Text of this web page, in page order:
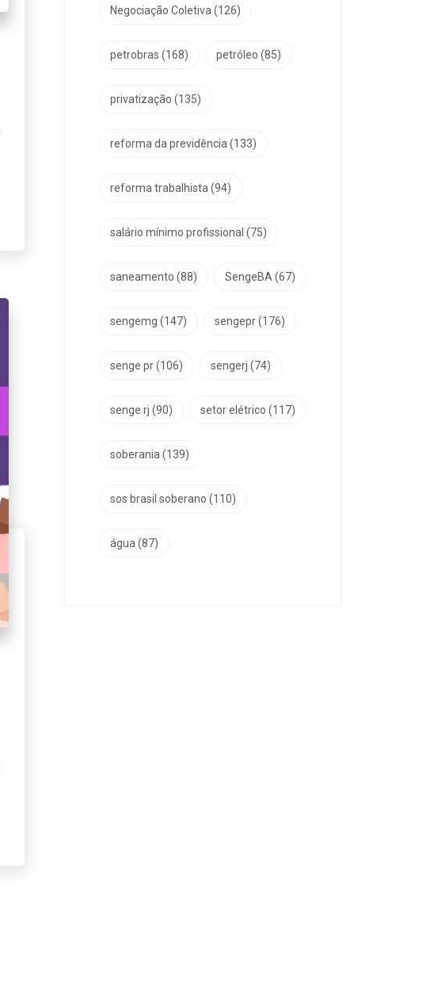
Negociação Coletiva (126)
petrobras (168) petróleo (85)
privatização (135)
reforma da previdência (133)
reforma trabalhista (94)
salário mínimo profissional (75)
saneamento (88) SengeBA (67)
sengemg (147) sengepr(176)
senge pr(106) sengerj (74)
senge rj (90) setor elétrico (117)
soberania (139)
sos brasil soberano (110)
água (87)